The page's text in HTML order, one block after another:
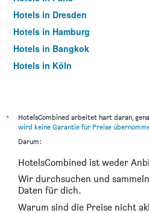
Hotels in Dresden
Hotels in Hamburg
Hotels in Bangkok
Hotels in Köln
*
HotelsCombined arbeitet hart daran,
wird keine Garantie für Preise
Darum:
HotelsCombined ist weder
Wir durchsuchen und
Daten für dich.
Warum sind die Preise nicht